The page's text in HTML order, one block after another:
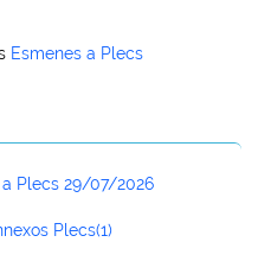
Esmenes a Plecs
a Plecs 29/07/2026
Plecs(1)